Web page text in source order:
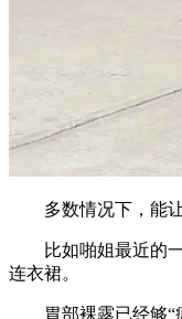
多数情况下，能让
比如啪姐最近的一
连衣裙。
胃部裸露已经够“